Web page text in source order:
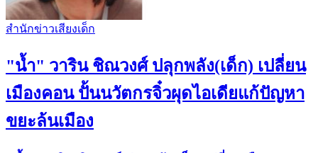
สำนักข่าวเสียงเด็ก
"น้ำ" วาริน ชิณวงศ์ ปลุกพลัง(เด็ก) เปลี่ยน
เมืองคอน ปั้นนวัตกรจิ๋วผุดไอเดียแก้ปัญหา
ขยะล้นเมือง